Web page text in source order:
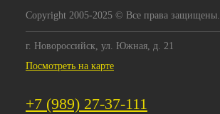
Copyright 2005-2025 © Все права защищены.
г. Новороссийск, ул. Южная, д. 21
Посмотреть на карте
+7 (989) 27-37-111